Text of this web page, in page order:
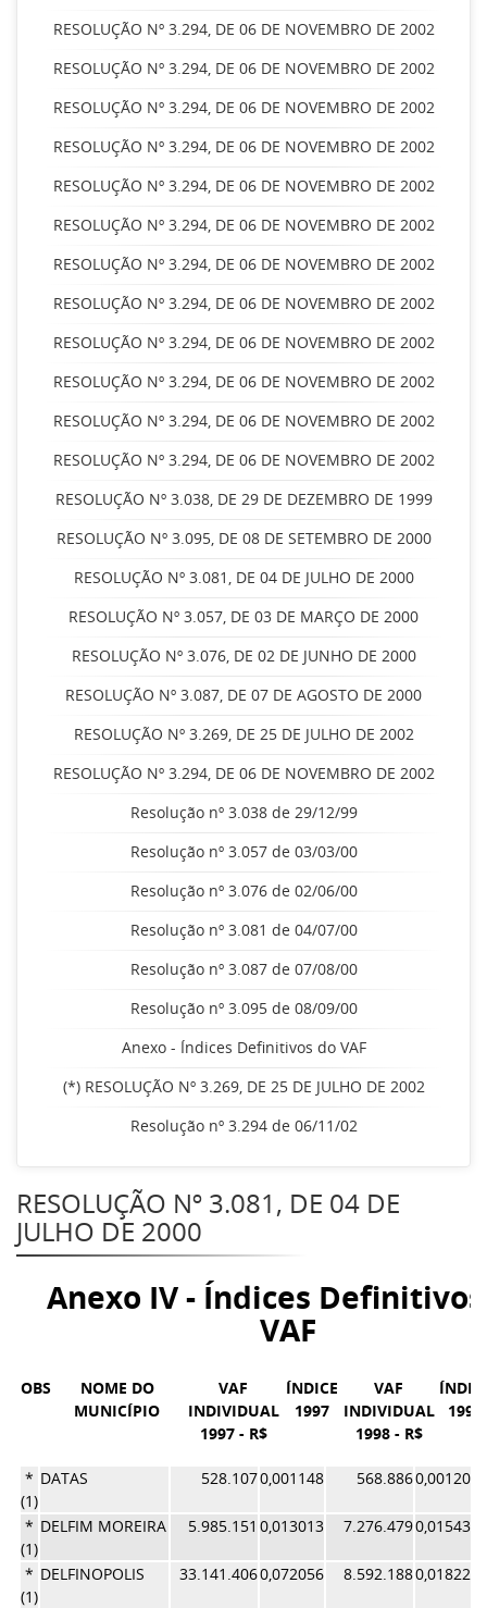
RESOLUÇÃO Nº 3.294, DE 06 DE NOVEMBRO DE 2002
RESOLUÇÃO Nº 3.294, DE 06 DE NOVEMBRO DE 2002
RESOLUÇÃO Nº 3.294, DE 06 DE NOVEMBRO DE 2002
RESOLUÇÃO Nº 3.294, DE 06 DE NOVEMBRO DE 2002
RESOLUÇÃO Nº 3.294, DE 06 DE NOVEMBRO DE 2002
RESOLUÇÃO Nº 3.294, DE 06 DE NOVEMBRO DE 2002
RESOLUÇÃO Nº 3.294, DE 06 DE NOVEMBRO DE 2002
RESOLUÇÃO Nº 3.294, DE 06 DE NOVEMBRO DE 2002
RESOLUÇÃO Nº 3.294, DE 06 DE NOVEMBRO DE 2002
RESOLUÇÃO Nº 3.294, DE 06 DE NOVEMBRO DE 2002
RESOLUÇÃO Nº 3.294, DE 06 DE NOVEMBRO DE 2002
RESOLUÇÃO Nº 3.294, DE 06 DE NOVEMBRO DE 2002
RESOLUÇÃO Nº 3.038, DE 29 DE DEZEMBRO DE 1999
RESOLUÇÃO Nº 3.095, DE 08 DE SETEMBRO DE 2000
RESOLUÇÃO Nº 3.081, DE 04 DE JULHO DE 2000
RESOLUÇÃO Nº 3.057, DE 03 DE MARÇO DE 2000
RESOLUÇÃO Nº 3.076, DE 02 DE JUNHO DE 2000
RESOLUÇÃO Nº 3.087, DE 07 DE AGOSTO DE 2000
RESOLUÇÃO Nº 3.269, DE 25 DE JULHO DE 2002
RESOLUÇÃO Nº 3.294, DE 06 DE NOVEMBRO DE 2002
Resolução nº 3.038 de 29/12/99
Resolução nº 3.057 de 03/03/00
Resolução nº 3.076 de 02/06/00
Resolução nº 3.081 de 04/07/00
Resolução nº 3.087 de 07/08/00
Resolução nº 3.095 de 08/09/00
Anexo - Índices Definitivos do VAF
(*) RESOLUÇÃO Nº 3.269, DE 25 DE JULHO DE 2002
Resolução nº 3.294 de 06/11/02
RESOLUÇÃO Nº 3.081, DE 04 DE
JULHO DE 2000
Anexo IV - Índices
VAF
OBS
NOME DO
MUNICÍPIO
VAF
INDIVIDUAL
1997 - R$
ÍNDICE
1997
VAF
INDIVIDUAL
1998 - R$
1998
*
(1)
DATAS 528.1070,001148 568.8860,001207
*
(1)
DELFIM MOREIRA 5.985.151 0,013013 7.276.4790,015433
*
(1)
DELFINOPOLIS 33.141.4060,072056 8.592.1880,018224